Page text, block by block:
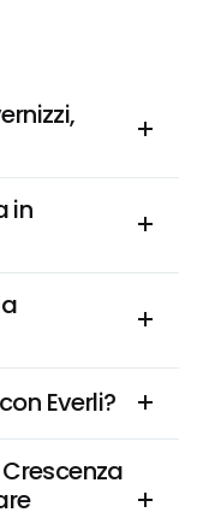
in
Everli?